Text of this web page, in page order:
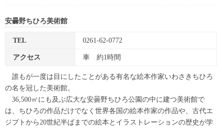
安曇野ちひろ美術館
TEL 0261-62-0772
アクセス 車 約1時間
誰もが一度は目にしたことがある有名な絵本作家いわさきちひろ
の名を冠した美術館。
36,500㎡にも及ぶ広大な安曇野ちひろ公園の中に建つ美術館で
は、ちひろの作品だけでなく世界各国の絵本作家の作品や、古代エ
ジプトから20世紀半ばまでの絵本とイラストレーションの歴史が学